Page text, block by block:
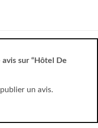
sur “Hôtel De
un avis.